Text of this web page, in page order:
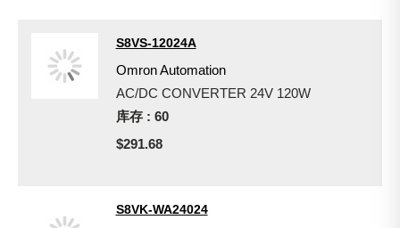
S8VS-12024A
Omron Automation
AC/DC CONVERTER 24V 120W
库存 : 60
$291.68
S8VK-WA24024